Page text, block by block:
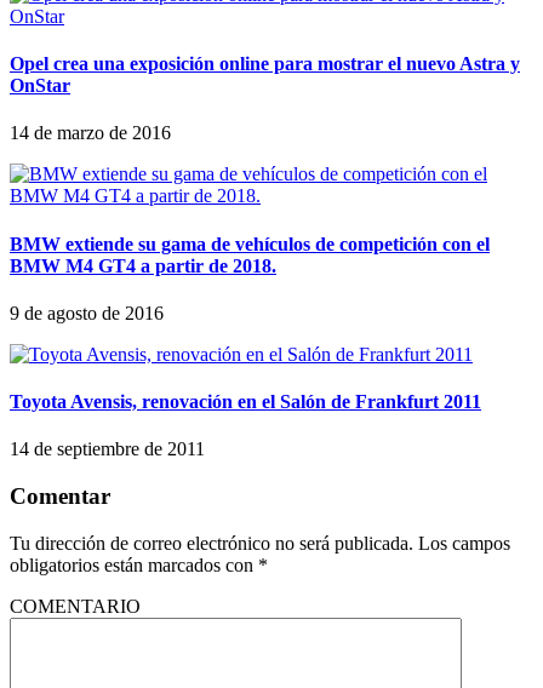
Opel crea una exposición online para mostrar el nuevo Astra y
OnStar
14 de marzo de 2016
BMW extiende su gama de vehículos de competición con el
BMW M4 GT4 a partir de 2018.
9 de agosto de 2016
Toyota Avensis, renovación en el Salón de Frankfurt 2011
14 de septiembre de 2011
Comentar
Tu dirección de correo electrónico no será publicada. Los campos
obligatorios están marcados con *
COMENTARIO